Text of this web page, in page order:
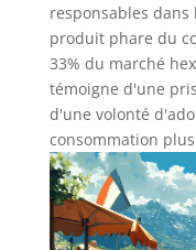
responsables dans
produit phare du
33% du marché
témoigne d'une
d'une volonté
consommation